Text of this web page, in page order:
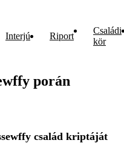
Interjú Riport
Családi
kör
porán
család kriptáját